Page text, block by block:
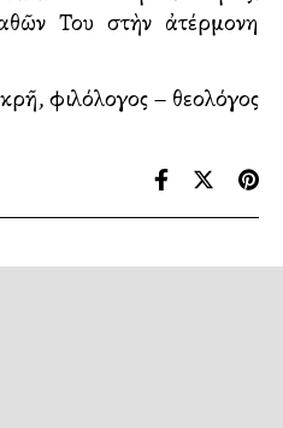
Του στὴν ἀτέρμονη
φιλόλογος – θεολόγος